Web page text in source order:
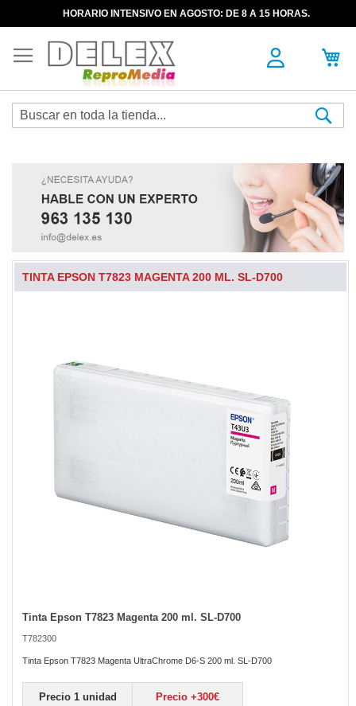
HORARIO INTENSIVO EN AGOSTO: DE 8 A 15 HORAS.
TINTA EPSON T7823 MAGENTA 200 ML. SL-D700
Tinta Epson T7823 Magenta 200 ml. SL-D700
T782300
Tinta Epson T7823 Magenta UltraChrome D6-S 200 ml. SL-D700
Precio 1 unidad Precio +300€
Skip
the
beginning
the
images